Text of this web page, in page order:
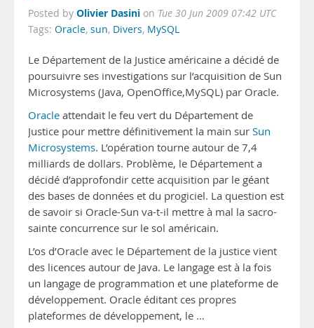
Posted by Olivier Dasini on Tue 30 Jun 2009 07:42 UTC
Tags: Oracle, sun, Divers, MySQL
Le Département de la Justice américaine a décidé de
poursuivre ses investigations sur l’acquisition de Sun
Microsystems (Java, OpenOffice,MySQL) par Oracle.
Oracle attendait le feu vert du Département de
Justice pour mettre définitivement la main sur Sun
Microsystems. L’opération tourne autour de 7,4
milliards de dollars. Problème, le Département a
décidé d’approfondir cette acquisition par le géant
des bases de données et du progiciel. La question est
de savoir si Oracle-Sun va-t-il mettre à mal la sacro-
sainte concurrence sur le sol américain.
L’os d’Oracle avec le Département de la justice vient
des licences autour de Java. Le langage est à la fois
un langage de programmation et une plateforme de
développement. Oracle éditant ces propres
plateformes de développement, le …